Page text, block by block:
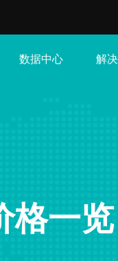
数据中心 解
格一览